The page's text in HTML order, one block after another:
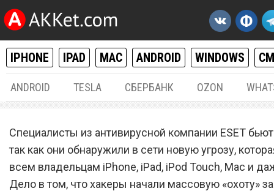
IPHONE IPAD MAC ANDROID WINDOWS
ANDROID TESLA СБЕРБАНК OZON
Хакеры массово крадут
учетные записи Apple ID
Специалисты из антивирусной компании ESET бьют
так как они обнаружили в сети новую угрозу,
всем владельцам iPhone, iPad, iPod Touch, Mac и
Дело в том, что хакеры начали массовую «охоту»